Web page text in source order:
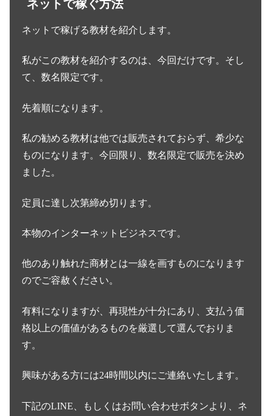
ネットで稼ぐ方法
ネットで稼げる教材を紹介します。
私がこの教材を紹介するのは、今回だけです。そし
て、数名限定です。
先着順になります。
私の勧める教材は他では販売されておらず、希少な
ものになります。今回限り、数名限定で販売を決め
ました。
定員に達し次第締め切ります。
本物のインターネットビジネスです。
他のあり触れた商材とは一線を画すものになります
のでご容赦ください。
有料になりますが、再現性が十分にあり、支払う価
格以上の価値があるものを厳選して選んでおりま
す。
興味がある方には24時間以内にご連絡いたします。
下記のLINE、もしくはお問い合わせボタンより、ネ